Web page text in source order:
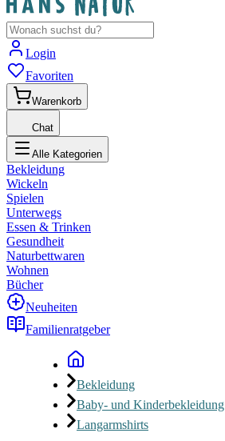
Login
Favoriten
Warenkorb
Chat
Alle Kategorien
Bekleidung
Wickeln
Spielen
Unterwegs
Essen & Trinken
Gesundheit
Naturbettwaren
Wohnen
Bücher
Neuheiten
Familienratgeber
Bekleidung
Baby- und Kinderbekleidung
Langarmshirts